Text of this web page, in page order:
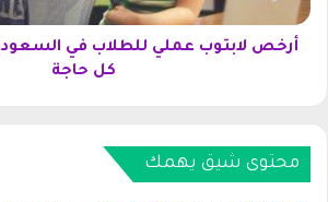
ج
ك
و
ل
كل حاجة
محتوى شيق يهمك